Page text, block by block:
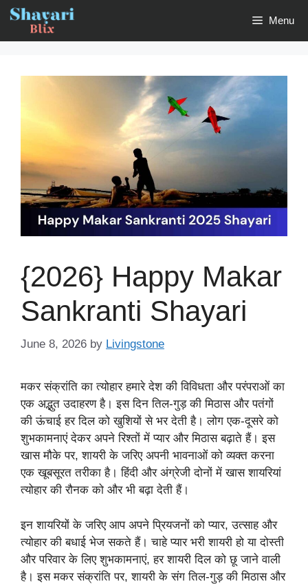
Skip
content
Menu
{2026} Happy Makar
Sankranti Shayari
June 8, 2026 by Livingstone
मकर संक्रांति का त्योहार हमारे देश की विविधता और परंपराओं का
एक अद्भुत उदाहरण है। इस दिन तिल-गुड़ की मिठास और पतंगों
की ऊंचाई हर दिल को खुशियों से भर देती है। लोग एक-दूसरे को
शुभकामनाएं देकर अपने रिश्तों में प्यार और मिठास बढ़ाते हैं। इस
खास मौके पर, शायरी के जरिए अपनी भावनाओं को व्यक्त करना
एक खूबसूरत तरीका है। हिंदी और अंग्रेजी दोनों में खास शायरियां
त्योहार की रौनक को और भी बढ़ा देती हैं।
इन शायरियों के जरिए आप अपने प्रियजनों को प्यार, उत्साह और
त्योहार की बधाई भेज सकते हैं। चाहे प्यार भरी शायरी हो या दोस्ती
और परिवार के लिए शुभकामनाएं, हर शायरी दिल को छू जाने वाली
है। इस मकर संक्रांति पर, शायरी के संग तिल-गुड़ की मिठास और